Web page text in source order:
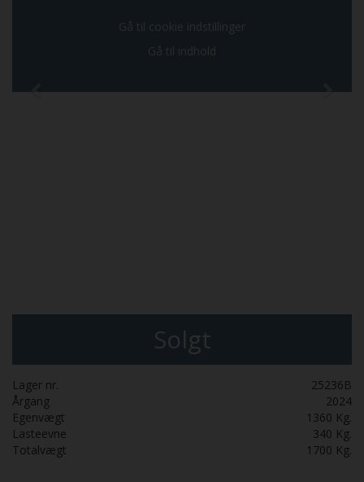
Gå til cookie indstillinger
Gå til indhold
Solgt
Lager nr.
25236B
Årgang
2024
Egenvægt
1360 Kg.
Lasteevne
340 Kg.
Totalvægt
1700 Kg.